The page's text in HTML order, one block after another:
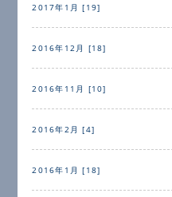
2017年1月 [19]
2016年12月 [18]
2016年11月 [10]
2016年2月 [4]
2016年1月 [18]